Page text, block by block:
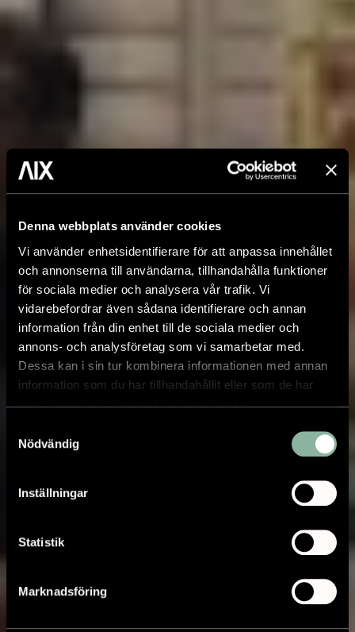
Denna webbplats använder cookies
Vi använder enhetsidentifierare för att anpassa innehållet
och annonserna till användarna, tillhandahålla funktioner
för sociala medier och analysera vår trafik. Vi
vidarebefordrar även sådana identifierare och annan
information från din enhet till de sociala medier och
annons- och analysföretag som vi samarbetar med.
Dessa kan i sin tur kombinera informationen med annan
information som du har tillhandahållit eller som de har
samlat in när du har använt deras tjänster.
Nödvändig
Inställningar
Statistik
Marknadsföring